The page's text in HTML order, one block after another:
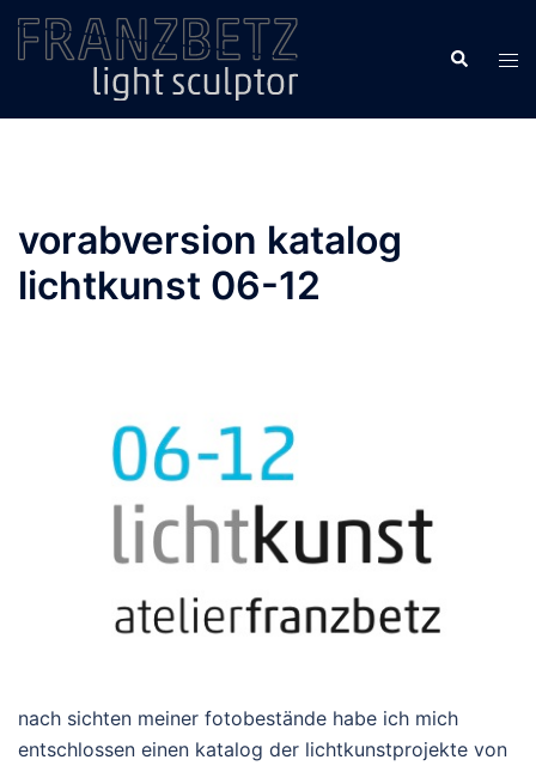
Zum
Inhalt
Suche
vorabversion katalog
lichtkunst 06-12
nach sichten meiner fotobestände habe ich mich
entschlossen einen katalog der lichtkunstprojekte von